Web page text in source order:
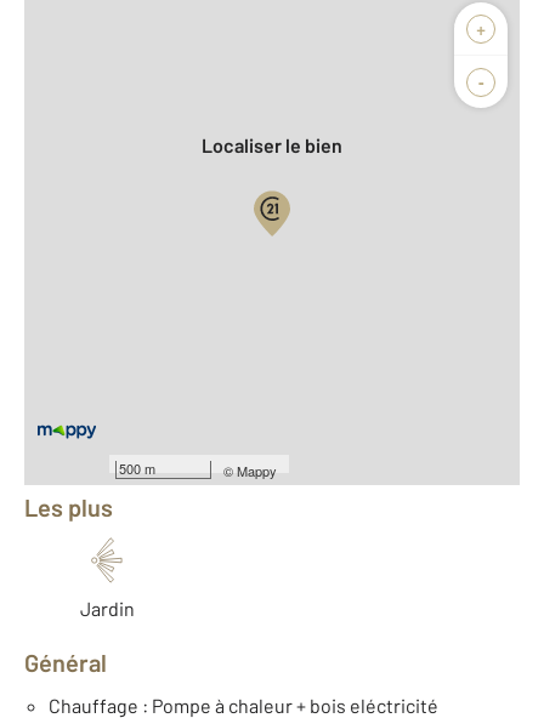
+
-
500 m ©Mappy
Biens vendus
Localiser le bien
Équipements
Les plus
Jardin
Général
Chauffage : Pompe à chaleur + bois eléctricité